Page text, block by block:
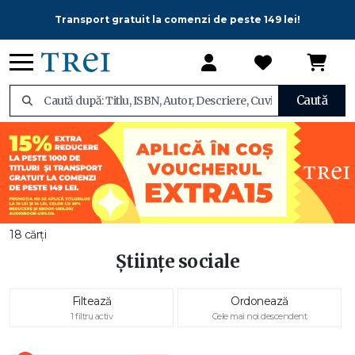
Transport gratuit la comenzi de peste 149 lei!
Caută
18 cărți
Științe sociale
Filtează
1 filtru activ
Ordonează
Cele mai noi descendent